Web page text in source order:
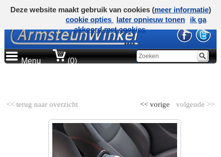
Menu (0)
<< terug naar overzicht volgende >>
<< vorige
Deze website maakt gebruik van cookies (meer informatie)
cookie opties
later opnieuw tonen
ik ga
akkoord met cookies